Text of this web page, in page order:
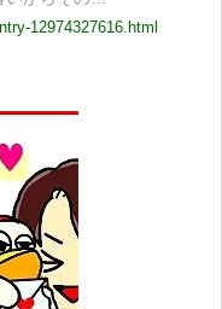
12974327616.html